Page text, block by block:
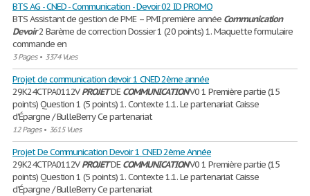
BTS AG - CNED - Communication - Devoir 02 ID PROMO
BTS Assistant de gestion de PME – PMI première année Communication
Devoir2 Barème de correction Dossier 1 (20 points) 1. Maquette formulaire
commande en
3 Pages• 3374 Vues
Projet de communication devoir 1 CNED 2ème année
29K24CTPA0112VPROJETDECOMMUNICATIONV0 1 Première partie (15
points) Question 1 (5 points) 1. Contexte 1.1. Le partenariat Caisse
d'Épargne / BulleBerry Ce partenariat
12 Pages• 3615 Vues
Projet De Communication Devoir 1 CNED 2ème Année
29K24CTPA0112VPROJETDECOMMUNICATIONV0 1 Première partie (15
points) Question 1 (5 points) 1. Contexte 1.1. Le partenariat Caisse
d’Épargne / BulleBerry Ce partenariat